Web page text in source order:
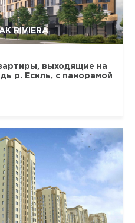
RIVIERA
выходящие на
р. Есиль, с панорамой